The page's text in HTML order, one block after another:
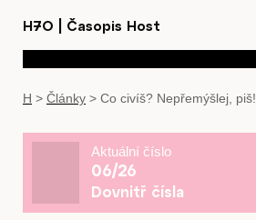
H7O Časopis Host
H > Články > Co civíš? Nepřemýšlej, piš!
Aktuální číslo
06/26
Dovnitř čísla